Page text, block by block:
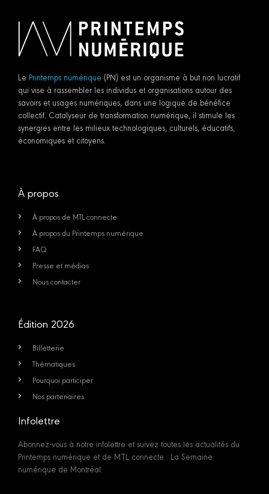
Le Printemps numérique (PN) est un organisme à but non lucratif
qui vise à rassembler les individus et organisations autour des
savoirs et usages numériques, dans une logique de bénéfice
collectif. Catalyseur de transformation numérique, il stimule les
synergies entre les milieux technologiques, culturels, éducatifs,
économiques et citoyens.
À propos
À propos de MTL connecte
À propos du Printemps numérique
FAQ
Presse et médias
Nous contacter
Édition 2026
Billetterie
Thématiques
Pourquoi participer
Nos partenaires
Infolettre
Abonnez-vous à notre infolettre et suivez toutes les actualités du
Printemps numérique et de MTL connecte : La Semaine
numérique de Montréal.